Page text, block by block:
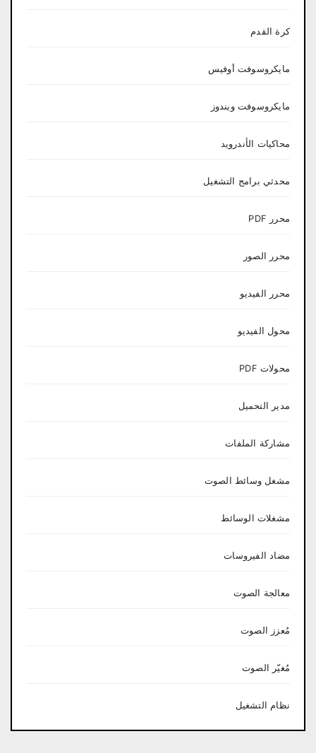
كرة القدم
مايكروسوفت أوفيس
مايكروسوفت ويندوز
محاكيات الأندرويد
محدثي برامج التشغيل
محرر PDF
محرر الصور
محرر الفيديو
محول الفيديو
محولات PDF
مدير التحميل
مشاركة الملفات
مشغل وسائط الصوت
مشغلات الوسائط
مضاد الفيروسات
معالجة الصوت
مُعزز الصوت
مُغيّر الصوت
نظام التشغيل